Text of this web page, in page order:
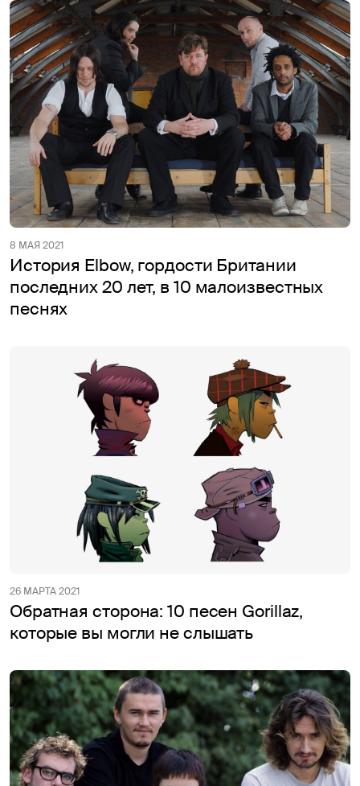
8 МАЯ 2021
История Elbow, гордости Британии
последних 20 лет, в 10 малоизвестных
песнях
26 МАРТА 2021
Обратная сторона: 10 песен Gorillaz,
которые вы могли не слышать